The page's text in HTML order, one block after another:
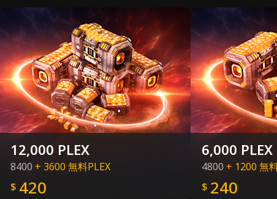
12,000 PLEX
8400 + 3600 無料PLEX
$ 420
6,000 PLEX
4800 + 1200 無
$ 240